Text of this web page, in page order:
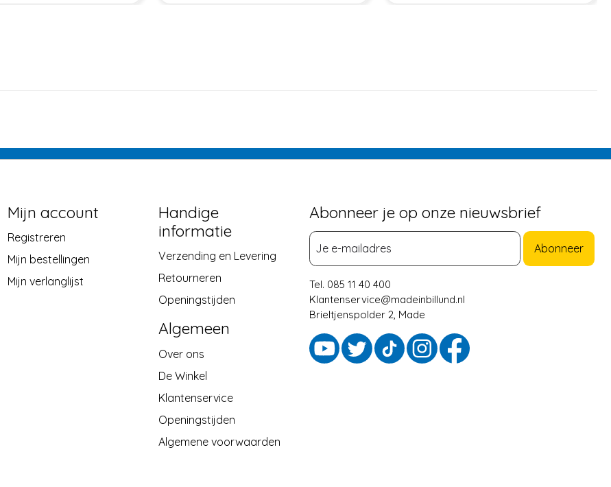
Mijn account
Registreren
Mijn bestellingen
Mijn verlanglijst
Handige
informatie
Verzending en Levering
Retourneren
Openingstijden
Algemeen
Over ons
De Winkel
Klantenservice
Openingstijden
Algemene voorwaarden
Abonneer je op onze nieuwsbrief
Abonneer
Tel. 085 11 40 400
Klantenservice@madeinbillund.nl
Brieltjenspolder 2, Made